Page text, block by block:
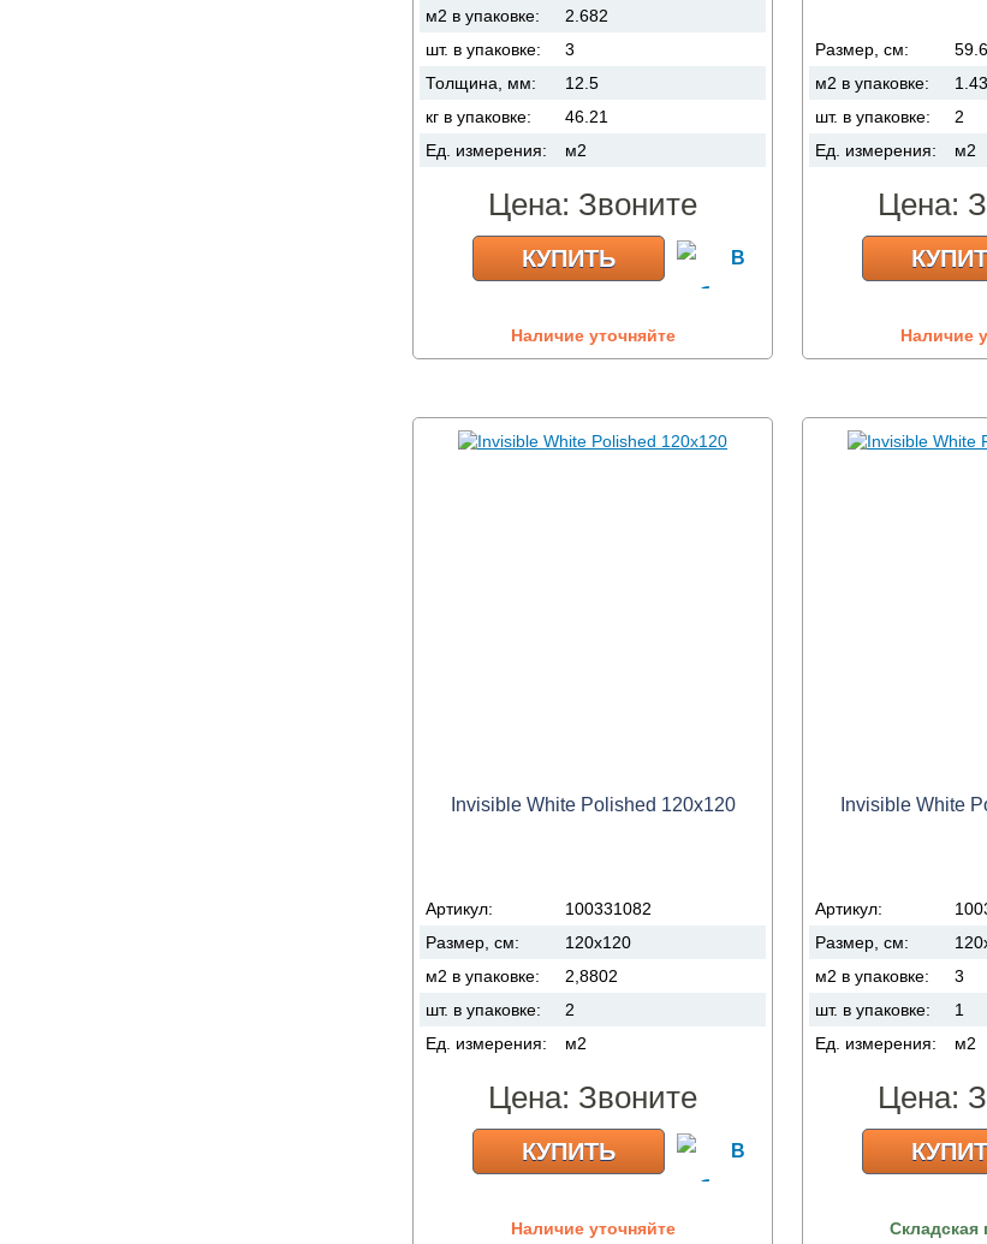
м2 в упаковке:
2.682
шт. в упаковке:
3
Толщина, мм:
12.5
кг в упаковке:
46.21
Ед. измерения:
м2
Цена: Звоните
КУПИТЬ
Наличие уточняйте
Размер, см:
м2 в упаковке:
шт. в упаковке:
2
Ед. измерения:
м2
Цена:
Наличие
Invisible White Polished 120x120
Артикул:
100331082
Размер, см:
120x120
м2 в упаковке:
2,8802
шт. в упаковке:
2
Ед. измерения:
м2
Цена: Звоните
КУПИТЬ
Наличие уточняйте
Invisible White
Артикул:
Размер, см:
м2 в упаковке:
3
шт. в упаковке:
1
Ед. измерения:
м2
Цена:
Складская